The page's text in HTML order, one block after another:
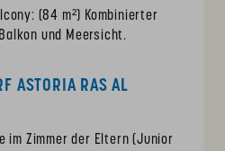
(84 m²) Kombinierter
und Meersicht.
ASTORIA RAS AL
im Zimmer der Eltern (Junior